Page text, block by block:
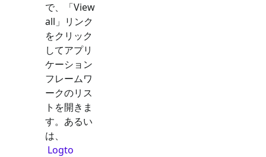
で、「View
all」リンク
をクリック
してアプリ
ケーション
フレームワ
ークのリス
トを開きま
す。あるい
は、
Logto